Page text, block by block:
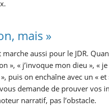
mais »
aussi pour le JDR.
», « j’invoque mon dieu », «
puis on enchaîne avec un « et
demande de prouver vos
narratif, pas l’obstacle.